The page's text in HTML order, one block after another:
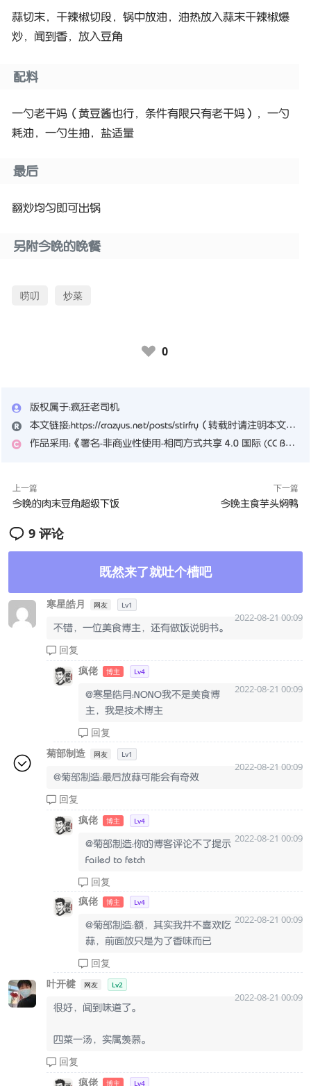
蒜切末，干辣椒切段，锅中放油，油热放入蒜末干辣椒爆
炒，闻到香，放入豆角
配料
一勺老干妈（黄豆酱也行，条件有限只有老干妈），一勺
耗油，一勺生抽，盐适量
最后
翻炒均匀即可出锅
另附今晚的晚餐
唠叨 炒菜
♥ 0
版权属于：疯狂老司机
本文链接：https://crazyus.net/posts/stirfry （转载时请注明本文出处及文章链接）
作品采用： 《署名-非商业性使用-相同方式共享 4.0 国际 (CC BY-NC-SA 4.0)
上一篇
今晚的肉末豆角超级下饭
下一篇
今晚主食芋头焖鸭
9 评论
既然来了就吐个槽吧
寒星皓月 网友 Lv1
2022-08-21 00:09
不错，一位美食博主，还有做饭说明书。
回复
疯佬
博主 Lv4
2022-08-21 00:09
@寒星皓月：NONO我不是美食博
主，我是技术博主
回复
菊部制造
网友 Lv1
2022-08-21 00:09
@菊部制造：最后放蒜可能会有奇效
回复
疯佬
博主 Lv4
2022-08-21 00:09
@菊部制造：你的博客评论不了提示
Failed to fetch
回复
疯佬
博主 Lv4
2022-08-21 00:09
@菊部制造：额，其实我并不喜欢吃
蒜，前面放只是为了香味而已
回复
叶开楗
网友 Lv2
2022-08-21 00:09
很好，闻到味道了。
四菜一汤，实属羡慕。
回复
疯佬
博主 Lv4